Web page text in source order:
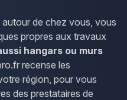
de chez vous, vous
propres aux travaux
hangars ou murs
recense les
région, pour vous
des prestataires de